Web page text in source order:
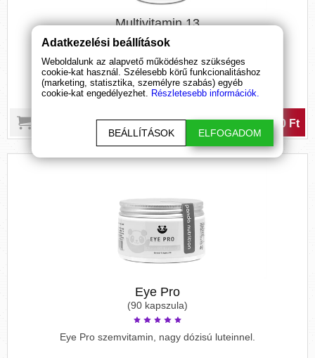
Multivitamin 13
(30 tabletta)
Multivitamin készítmény 13 vitamin és 11 ásványi anyag
felhasználásával.
1 990 Ft
Eye Pro
(90 kapszula)
Eye Pro szemvitamin, nagy dózisú luteinnel.
Adatkezelési beállítások
Weboldalunk az alapvető működéshez szükséges
cookie-kat használ. Szélesebb körű funkcionalitáshoz
(marketing, statisztika, személyre szabás) egyéb
cookie-kat engedélyezhet. Részletesebb információk.
BEÁLLÍTÁSOK ELFOGADOM